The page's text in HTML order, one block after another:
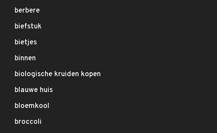
berbere
biefstuk
bietjes
binnen
biologische kruiden kopen
blauwe huis
bloemkool
broccoli